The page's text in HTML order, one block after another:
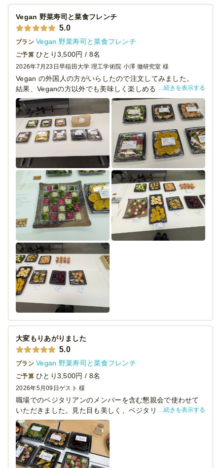
Vegan 野菜寿司と菜食フレンチ
5.0
プラン Vegan 野菜寿司と菜食フレンチ
ご予算 ひとり3,500円 / 8名
2026年7月23日 早稲田大学 理工学術院 小澤 徹研究室 様
Vegan の外国人の方がいらしたので注文してみました。
結果、Veganの方以外でも美味しく楽しめる内容でした。
ご本人にも喜んでいただけて良かったです。
見た目も華やかでとても美味しく、ご参加いただいた方か
らも「どこで頼んだのですか？」と聞かれました。
料理名が書いてある札がとても助かりました。
またお願いしようと思います。
続きを表示する
大変もりあがりました
5.0
プラン Vegan 野菜寿司と菜食フレンチ
ご予算 ひとり3,500円 / 8名
2026年5月09日 ゲスト 様
職場でのベジタリアンのメンバーを含む懇親会で使わせて
いただきました。見た目も美しく、ベジタリアンかどうか
を問わず、参加者全員に大好評でした。また使わせていた
だきたいと思います。
続きを表示する